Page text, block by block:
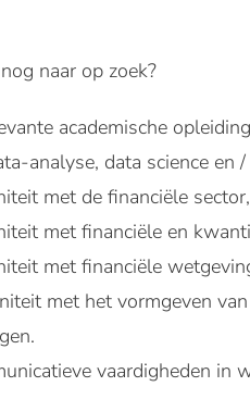
naar op zoek?
academische
analyse, data science
met de financiële
met financiële en
met financiële
met het vormgeven
vaardigheden in